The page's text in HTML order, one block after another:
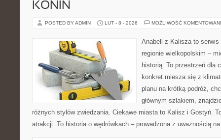
KONIN
POSTED BY ADMIN LUT - 8 - 2026 MOŻLIWOŚĆ
Anabell z Kalisza to
regionie wielkopolskim –
historią. To przestrzeń dla
konkret miesza się z
planu na krótką podróż,
głównym szlakiem,
różnych stylów zwiedzania. Ciekawe miasta to Kalisz i Gostyń.
atrakcji. To historia o wędrówkach – prowadzona z uważnością